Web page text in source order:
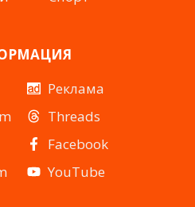
Реклама
Threads
Facebook
YouTube